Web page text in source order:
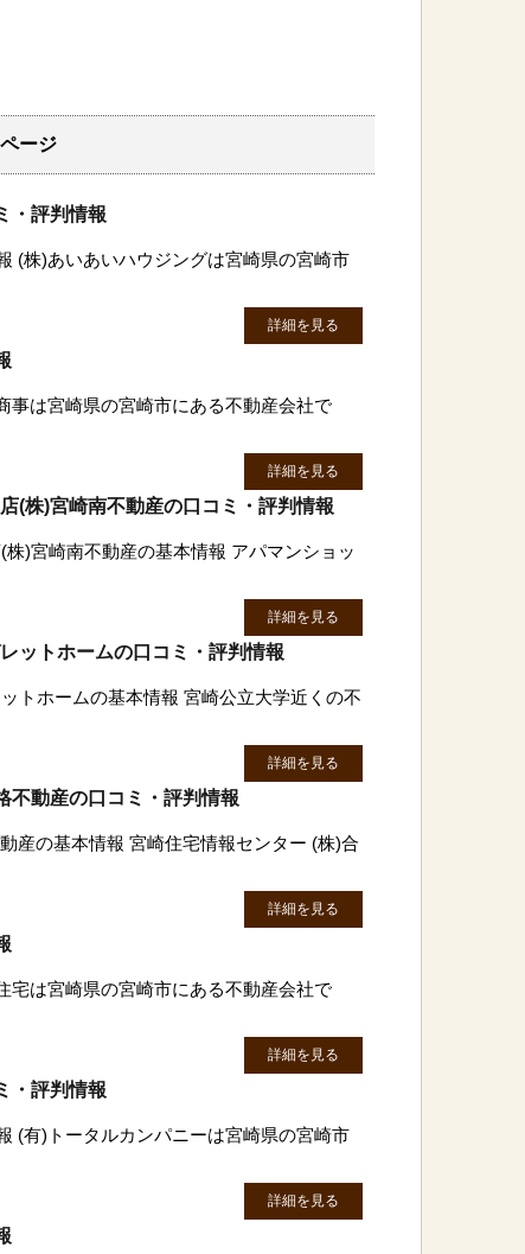
ージ
・評判情報
(株)あいあいハウジングは宮崎県の宮崎市
詳細を見る
事は宮崎県の宮崎市にある不動産会社で
詳細を見る
(株)宮崎南不動産の口コミ・評判情報
)宮崎南不動産の基本情報 アパマンショッ
詳細を見る
ットホームの口コミ・評判情報
トホームの基本情報 宮崎公立大学近くの不
詳細を見る
動産の口コミ・評判情報
産の基本情報 宮崎住宅情報センター (株)合
詳細を見る
宅は宮崎県の宮崎市にある不動産会社で
詳細を見る
・評判情報
(有)トータルカンパニーは宮崎県の宮崎市
詳細を見る